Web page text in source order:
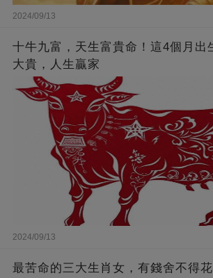
2024/09/13
十牛九富，天生富貴命！這4個月出
大貴，人生贏家
2024/09/13
最苦命的三大生肖女，有錢舍不得